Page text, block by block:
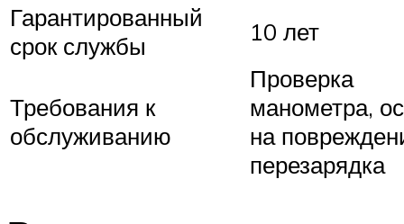
Гарантированный
срок службы
10 лет
Требования к
обслуживанию
Проверка
манометра,
на
перезарядка